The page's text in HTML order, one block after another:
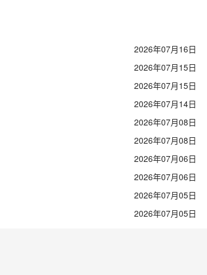
2026年07月16日
2026年07月15日
2026年07月15日
2026年07月14日
2026年07月08日
2026年07月08日
2026年07月06日
2026年07月06日
2026年07月05日
2026年07月05日